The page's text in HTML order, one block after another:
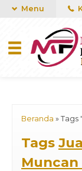
Menu
Beranda » Tags
Tags
Muncan